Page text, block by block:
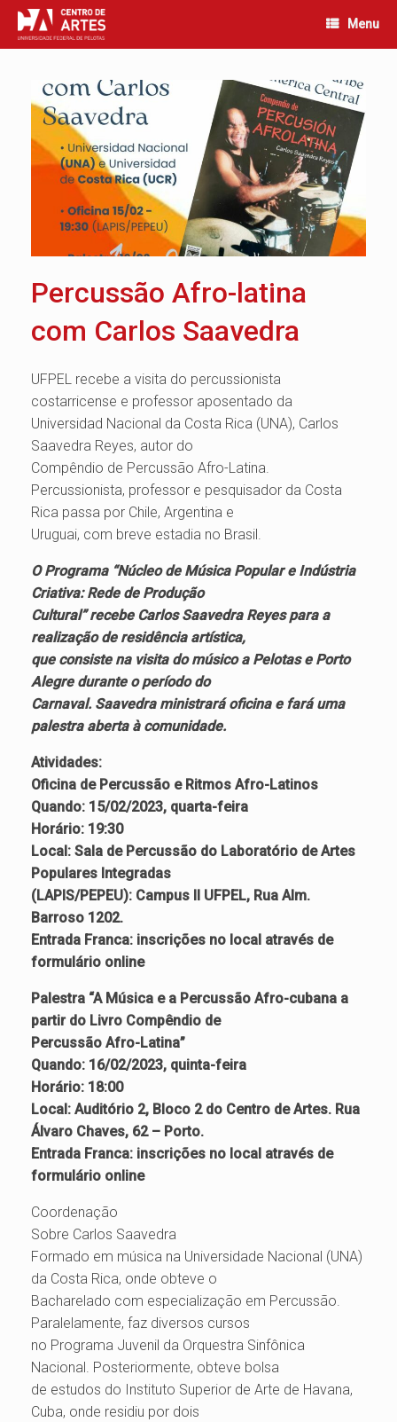
Skip
content
Menu
Percussão Afro-latina
com Carlos Saavedra
UFPEL recebe a visita do percussionista
costarricense e professor aposentado da
Universidad Nacional da Costa Rica (UNA), Carlos
Saavedra Reyes, autor do
Compêndio de Percussão Afro-Latina.
Percussionista, professor e pesquisador da Costa
Rica passa por Chile, Argentina e
Uruguai, com breve estadia no Brasil.
O Programa “Núcleo de Música Popular e Indústria
Criativa: Rede de Produção
Cultural” recebe Carlos Saavedra Reyes para a
realização de residência artística,
que consiste na visita do músico a Pelotas e Porto
Alegre durante o período do
Carnaval. Saavedra ministrará oficina e fará uma
palestra aberta à comunidade.
Atividades:
Oficina de Percussão e Ritmos Afro-Latinos
Quando: 15/02/2023, quarta-feira
Horário: 19:30
Local: Sala de Percussão do Laboratório de Artes
Populares Integradas
(LAPIS/PEPEU): Campus II UFPEL, Rua Alm.
Barroso 1202.
Entrada Franca: inscrições no local através de
formulário online
Palestra “A Música e a Percussão Afro-cubana a
partir do Livro Compêndio de
Percussão Afro-Latina”
Quando: 16/02/2023, quinta-feira
Horário: 18:00
Local: Auditório 2, Bloco 2 do Centro de Artes. Rua
Álvaro Chaves, 62 – Porto.
Entrada Franca: inscrições no local através de
formulário online
Coordenação
Sobre Carlos Saavedra
Formado em música na Universidade Nacional (UNA)
da Costa Rica, onde obteve o
Bacharelado com especialização em Percussão.
Paralelamente, faz diversos cursos
no Programa Juvenil da Orquestra Sinfônica
Nacional. Posteriormente, obteve bolsa
de estudos do Instituto Superior de Arte de Havana,
Cuba, onde residiu por dois